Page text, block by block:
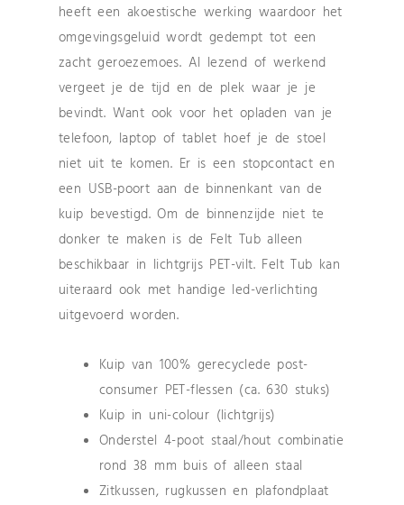
heeft een akoestische werking waardoor het
omgevingsgeluid wordt gedempt tot een
zacht geroezemoes. Al lezend of werkend
vergeet je de tijd en de plek waar je je
bevindt. Want ook voor het opladen van je
telefoon, laptop of tablet hoef je de stoel
niet uit te komen. Er is een stopcontact en
een USB-poort aan de binnenkant van de
kuip bevestigd. Om de binnenzijde niet te
donker te maken is de Felt Tub alleen
beschikbaar in lichtgrijs PET-vilt. Felt Tub kan
uiteraard ook met handige led-verlichting
uitgevoerd worden.
Kuip van 100% gerecyclede post-
consumer PET-flessen (ca. 630 stuks)
Kuip in uni-colour (lichtgrijs)
Onderstel 4-poot staal/hout combinatie
rond 38 mm buis of alleen staal
Zitkussen, rugkussen en plafondplaat